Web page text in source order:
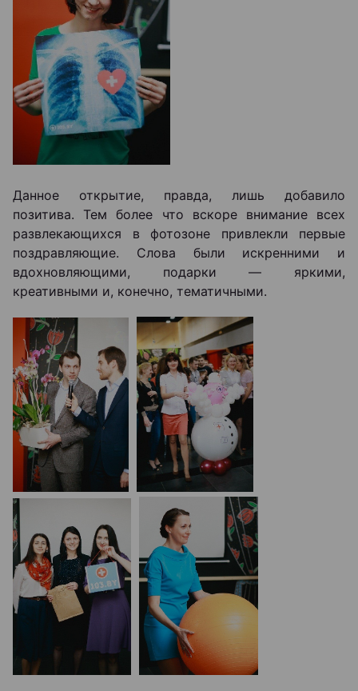
Данное открытие, правда, лишь добавило
позитива. Тем более что вскоре внимание всех
развлекающихся в фотозоне привлекли первые
поздравляющие. Слова были искренними и
вдохновляющими, подарки — яркими,
креативными и, конечно, тематичными.